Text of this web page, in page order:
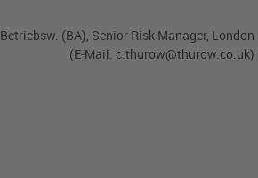
(BA), Senior Risk Manager, London
(E-Mail: c.thurow@thurow.co.uk)